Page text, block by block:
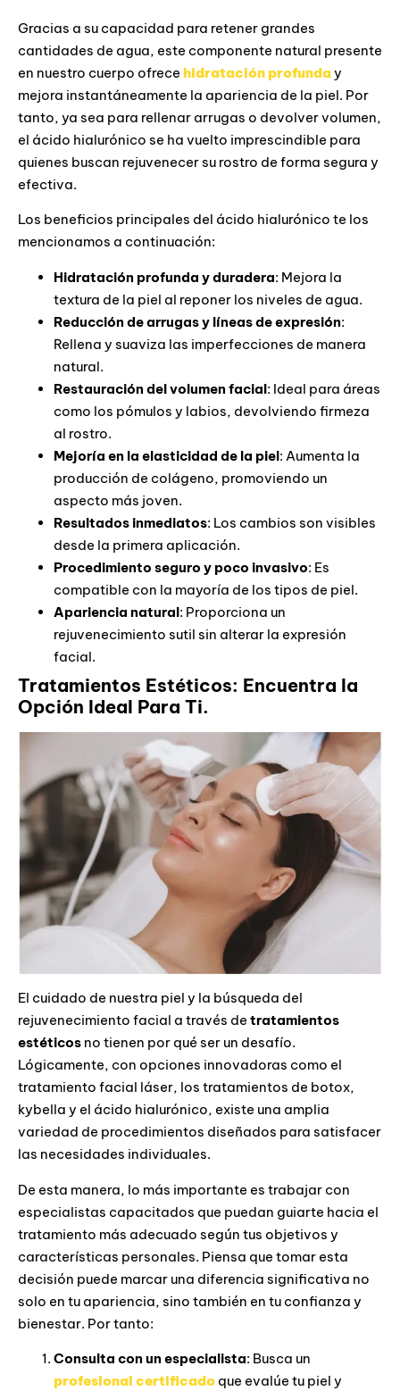
Gracias a su capacidad para retener grandes
cantidades de agua, este componente natural presente
en nuestro cuerpo ofrece hidratación profunday
mejora instantáneamente la apariencia de la piel. Por
tanto, ya sea para rellenar arrugas o devolver volumen,
el ácido hialurónico se ha vuelto imprescindible para
quienes buscan rejuvenecer su rostro de forma segura y
efectiva.
Los beneficios principales del ácido hialurónico te los
mencionamos a continuación:
Hidratación profunda y duradera: Mejora la
textura de la piel al reponer los niveles de agua.
Reducción de arrugas y líneas de expresión:
Rellena y suaviza las imperfecciones de manera
natural.
Restauración del volumen facial: Ideal para áreas
como los pómulos y labios, devolviendo firmeza
al rostro.
Mejoría en la elasticidad de la piel: Aumenta la
producción de colágeno, promoviendo un
aspecto más joven.
Resultados inmediatos: Los cambios son visibles
desde la primera aplicación.
Procedimiento seguro y poco invasivo: Es
compatible con la mayoría de los tipos de piel.
Apariencia natural: Proporciona un
rejuvenecimiento sutil sin alterar la expresión
facial.
Tratamientos Estéticos: Encuentra la
Opción Ideal Para Ti.
El cuidado de nuestra piel y la búsqueda del
rejuvenecimiento facial a través de tratamientos
estéticos no tienen por qué ser un desafío.
Lógicamente, con opciones innovadoras como el
tratamiento facial láser, los tratamientos de botox,
kybella y el ácido hialurónico, existe una amplia
variedad de procedimientos diseñados para satisfacer
las necesidades individuales.
De esta manera, lo más importante es trabajar con
especialistas capacitados que puedan guiarte hacia el
tratamiento más adecuado según tus objetivos y
características personales. Piensa que tomar esta
decisión puede marcar una diferencia significativa no
solo en tu apariencia, sino también en tu confianza y
bienestar. Por tanto:
Consulta con un especialista: Busca un
profesional certificado que evalúe tu piel y